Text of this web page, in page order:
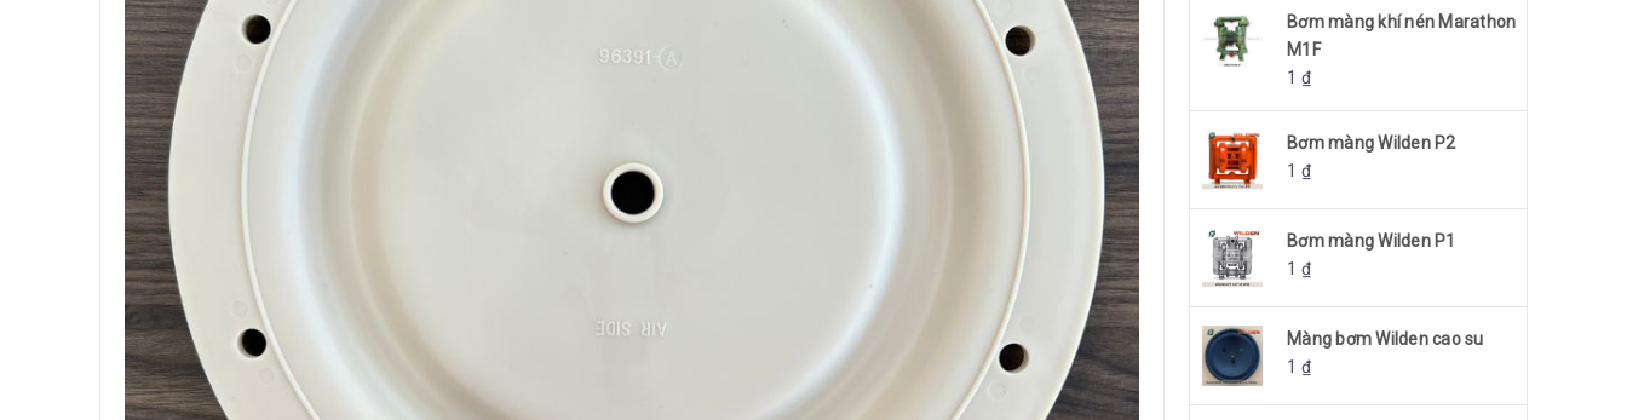
Bơm màng khí nén Marathon
M1F
1 ₫
Bơm màng Wilden P2
1 ₫
Bơm màng Wilden P1
1 ₫
Màng bơm Wilden cao su
1 ₫